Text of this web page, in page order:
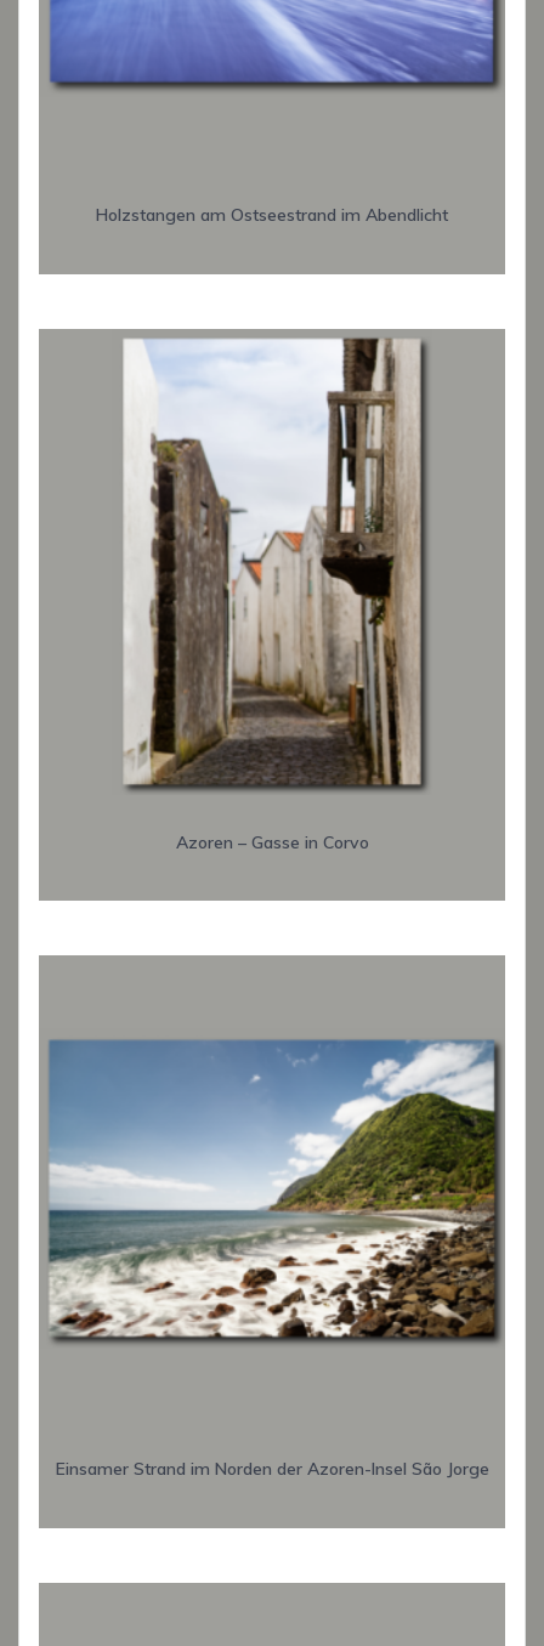
Holzstangen am Ostseestrand im Abendlicht
Azoren – Gasse in Corvo
Einsamer Strand im Norden der Azoren-Insel São Jorge